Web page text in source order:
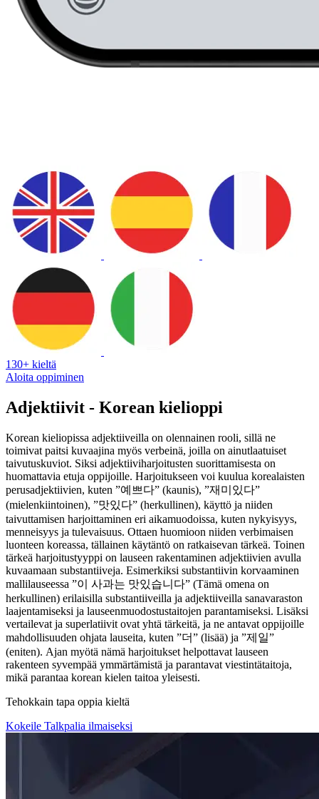
130+ kieltä
Aloita oppiminen
Adjektiivit - Korean kielioppi
Korean kieliopissa adjektiiveilla on olennainen rooli, sillä ne
toimivat paitsi kuvaajina myös verbeinä, joilla on ainutlaatuiset
taivutuskuviot. Siksi adjektiiviharjoitusten suorittamisesta on
huomattavia etuja oppijoille. Harjoitukseen voi kuulua korealaisten
perusadjektiivien, kuten ”예쁘다” (kaunis), ”재미있다”
(mielenkiintoinen), ”맛있다” (herkullinen), käyttö ja niiden
taivuttamisen harjoittaminen eri aikamuodoissa, kuten nykyisyys,
menneisyys ja tulevaisuus. Ottaen huomioon niiden verbimaisen
luonteen koreassa, tällainen käytäntö on ratkaisevan tärkeä. Toinen
tärkeä harjoitustyyppi on lauseen rakentaminen adjektiivien avulla
kuvaamaan substantiiveja. Esimerkiksi substantiivin korvaaminen
mallilauseessa ”이 사과는 맛있습니다” (Tämä omena on
herkullinen) erilaisilla substantiiveilla ja adjektiiveilla sanavaraston
laajentamiseksi ja lauseenmuodostustaitojen parantamiseksi. Lisäksi
vertailevat ja superlatiivit ovat yhtä tärkeitä, ja ne antavat oppijoille
mahdollisuuden ohjata lauseita, kuten ”더” (lisää) ja ”제일”
(eniten). Ajan myötä nämä harjoitukset helpottavat lauseen
rakenteen syvempää ymmärtämistä ja parantavat viestintätaitoja,
mikä parantaa korean kielen taitoa yleisesti.
Tehokkain tapa oppia kieltä
Kokeile Talkpalia ilmaiseksi